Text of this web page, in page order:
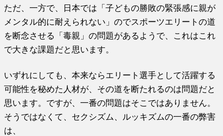
ただ、一方で、日本では「子どもの勝敗の緊張感に親が
メンタル的に耐えられない」のでスポーツエリートの道
を断念させる「毒親」の問題があるようで、これはこれ
で大きな課題だと思います。
いずれにしても、本来ならエリート選手として活躍する
可能性を秘めた人材が、その道を断たれるのは問題だと
思います。ですが、一番の問題はそこではありません。
そうではなくて、セクシズム、ルッキズムの一番の弊害
は、